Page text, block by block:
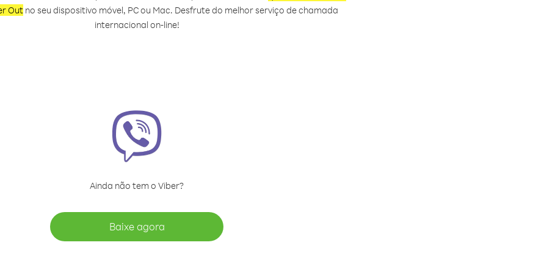
Outno seu dispositivo móvel, PC ou Mac. Desfrute do melhor serviço de chamada
internacional on‑line!
Ainda não tem o Viber?
Baixe agora